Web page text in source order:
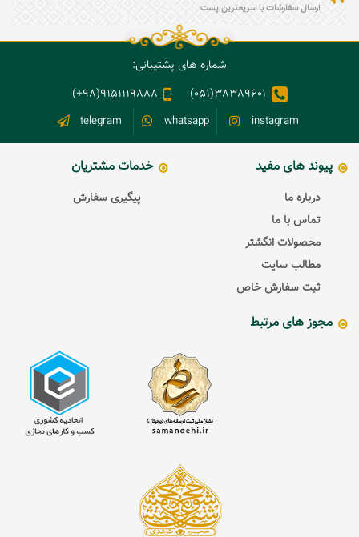
ارسال سفارشات با سریعترین پست
شماره های پشتیبانی:
38389601(051)
9151119888(98+)
instagram
whatsapp
telegram
پیوند های مفید
درباره ما
تماس با ما
محصولات انگشتر
مطالب سایت
ثبت سفارش خاص
خدمات مشتریان
پیگیری سفارش
مجوز های مرتبط